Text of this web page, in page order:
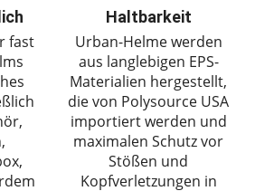
fast
Haltbarkeit
Urban-Helme werden
aus langlebigen EPS-
Materialien hergestellt,
die von Polysource USA
importiert werden und
maximalen Schutz vor
Stößen und
Kopfverletzungen in